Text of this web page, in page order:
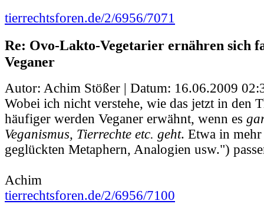
tierrechtsforen.de/2/6956/7071
Re: Ovo-Lakto-Vegetarier ernähren sich
Veganer
Autor: Achim Stößer | Datum: 16.06.2009
Wobei ich nicht verstehe, wie das jetzt in den
häufiger werden Veganer erwähnt, wenn es
Veganismus, Tierrechte etc. geht. Etwa in
geglückten Metaphern, Analogien usw.")
Achim
tierrechtsforen.de/2/6956/7100